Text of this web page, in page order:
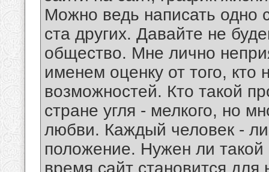
Можно ведь написать одно
ста других. Давайте не
общество. Мне лично
именем оценку от того, кто
возможностей. Кто такой
стране угля - мелкого, но
любви. Каждый человек -
положение. Нужен ли такой